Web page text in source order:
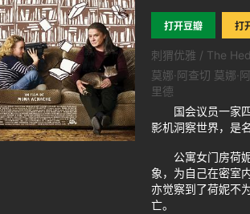
打开豆瓣 打
刺猬优雅 / The
莫娜·阿查切 莫娜·
里德
国会议员一家四
影机洞察世界，是
公寓女门房荷妮
象，为自己在密室
亦觉察到了荷妮不
亡。